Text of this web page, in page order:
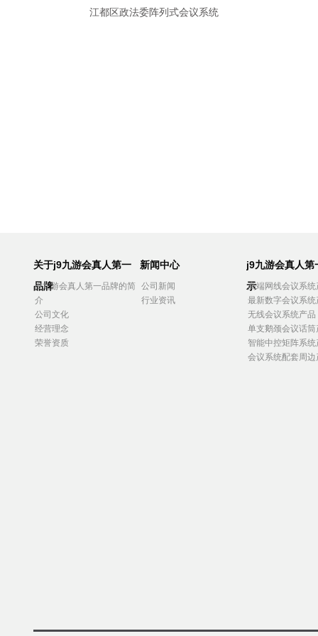
江都区政法委阵列式会议系统
关于j9九游会真人第一
品牌
j9九游会真人第一品牌的简
介
公司文化
经营理念
荣誉资质
新闻中心
公司新闻
行业资讯
j9九游会真人第
示
高端网线会议系统
最新数字会议系统
无线会议系统产品
单支鹅颈会议话筒
智能中控矩阵系统
会议系统配套周边